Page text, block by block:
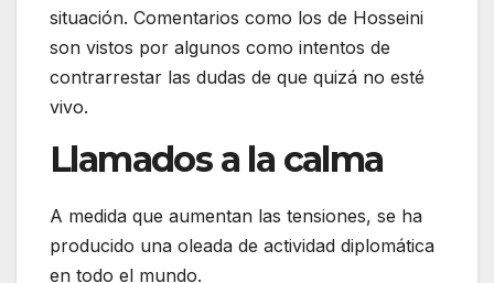
situación. Comentarios como los de Hosseini
son vistos por algunos como intentos de
contrarrestar las dudas de que quizá no esté
vivo.
Llamados a la calma
A medida que aumentan las tensiones, se ha
producido una oleada de actividad diplomática
en todo el mundo.